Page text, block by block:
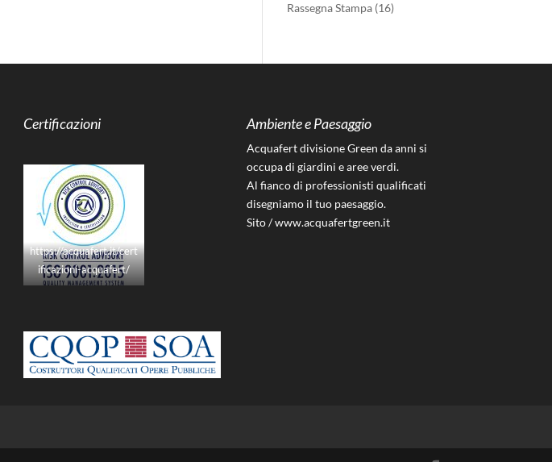
Rassegna Stampa (16)
Certificazioni
https://acquafert.it/cert
ificazioni-acquafert/
Ambiente e Paesaggio
Acquafert divisione Green da anni si
occupa di giardini e aree verdi.
Al fianco di professionisti qualificati
disegniamo il tuo paesaggio.
Sito /www.acquafertgreen.it